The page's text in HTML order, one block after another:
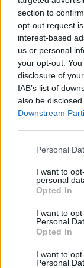
section to
opt-out request
interest-based
us or personal
your opt-out.
disclosure of
IAB’s list of
also be
Downstream
Please note that
not limited to
grant or deny
use your data
consent section.
Personal
I want to
personal
Opted In
I want to
Personal
Opted In
I want to
Personal